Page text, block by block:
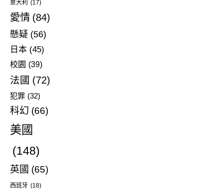
意大利 (17)
愛情 (84)
懸疑 (56)
日本 (45)
校園 (39)
法國 (72)
犯罪 (32)
科幻 (66)
美國
(148)
英國 (65)
西班牙 (18)